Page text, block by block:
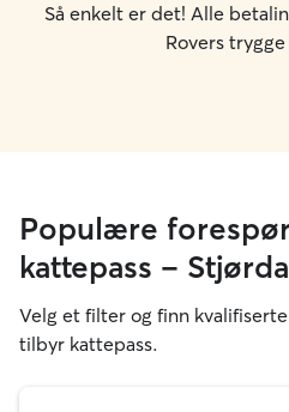
Så enkelt er det! Alle
Rovers
Populære
kattepass –
Velg et filter og finn
tilbyr kattepass.